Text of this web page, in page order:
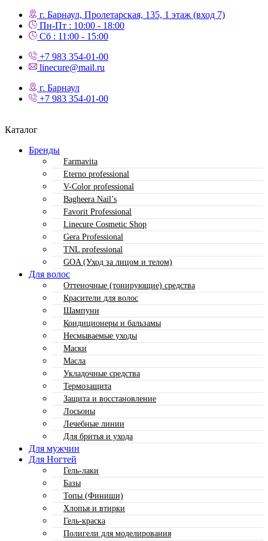
г. Барнаул, Пролетарская, 135,​ 1 этаж (вход 7)
Пн-Пт : 10:00 - 18:00
Сб : 11:00 - 15:00
+7 983 354-01-00
linecure@mail.ru
г. Барнаул
+7 983 354-01-00
Каталог
Бренды
Farmavita
Eterno professional
V-Color professional
Bagheera Nail’s
Favorit Professional
Linecure Cosmetic Shop
Gera Professional
TNL professional
GOA (Уход за лицом и телом)
Для волос
Оттеночные (тонирующие) средства
Красители для волос
Шампуни
Кондиционеры и бальзамы
Несмываемые уходы
Маски
Масла
Укладочные средства
Термозащита
Защита и восстановление
Лосьоны
Лечебные линии
Для бритья и ухода
Для мужчин
Для Ногтей
Гель-лаки
Базы
Топы (Финиши)
Хлопья и втирки
Гель-краска
Полигели для моделирования